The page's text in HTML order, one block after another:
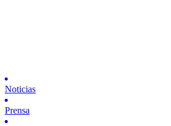
Noticias
Prensa